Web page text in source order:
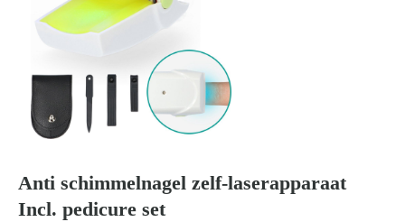
Anti schimmelnagel zelf-laserapparaat
Incl. pedicure set